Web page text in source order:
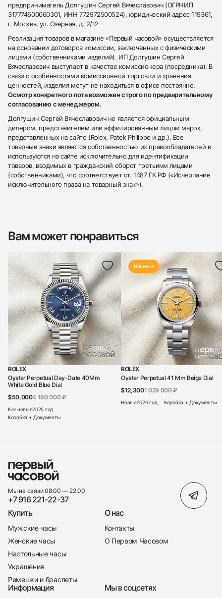
предприниматель Долгушин Сергей Вячеславович (ОГРНИП
317774600060301, ИНН 772972500524), юридический адрес 119361,
г. Москва, ул. Озерная, д. 2/12
Реализация товаров в магазине «Первый часовой» осуществляется
на основании договоров комиссии, заключенных с физическими
лицами (собственниками изделий). ИП Долгушин Сергей
Вячеславович выступает в качестве комиссионера (посредника). В
связи с особенностями комиссионной торговли и хранения
ценностей, изделия могут не находиться в офисе постоянно.
Осмотр конкретного лота возможен строго по предварительному
согласованию с менеджером.
Долгушин Сергей Вячеславович не является официальным
дилером, представителем или аффилированным лицом марок,
представленных на сайте (Rolex, Patek Philippe и др.). Все
товарные знаки являются собственностью их правообладателей и
используются на сайте исключительно для идентификации
товаров, вводимых в гражданский оборот третьими лицами
(собственниками), что соответствует ст. 1487 ГК РФ («Исчерпание
исключительного права на товарный знак»).
Вам может понравиться
ROLEX
Oyster Perpetual Day-Date 40Mm
White Gold Blue Dial
$50,0004 180 000 ₽
Как новые2025 год
Коробка + Документы
Новинка
ROLEX
Oyster Perpetual 41 Mm Beige Dial
$12,3001 029 000 ₽
Новые2026 год Коробка + Документы
Мы на связи 08:00 — 22:00
+7 916 221-22-37
Купить
Мужские часы
Женские часы
Настольные часы
Украшения
Ремешки и браслеты
О нас
Контакты
О Первом Часовом
Информация Мы в соцсетях